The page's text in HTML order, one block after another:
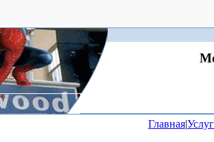
Главная|